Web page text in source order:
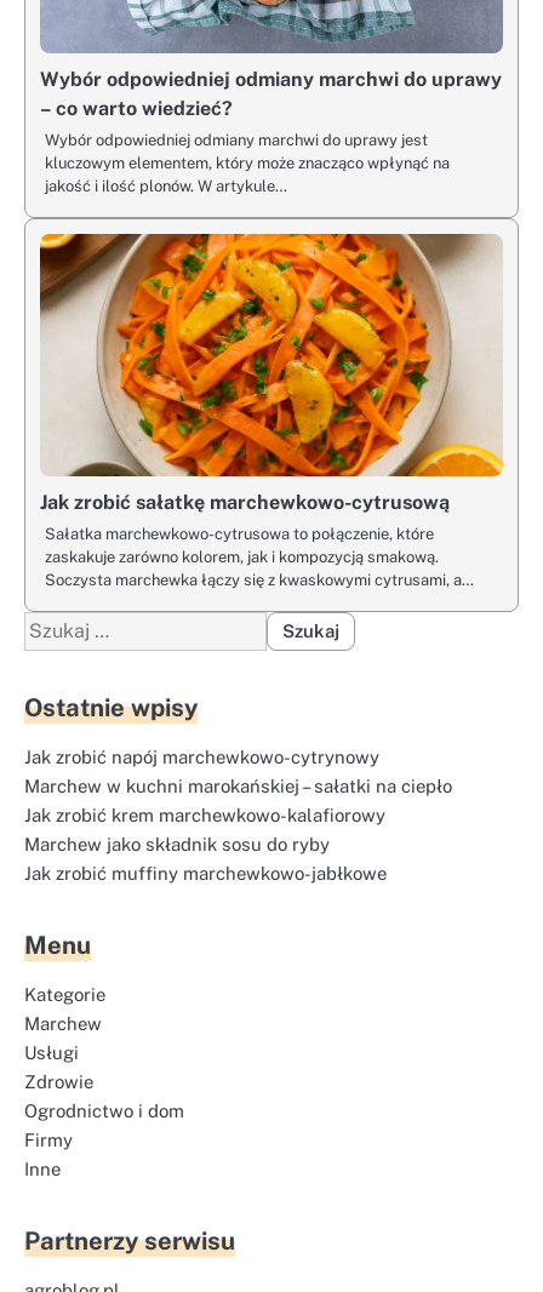
Wybór odpowiedniej odmiany marchwi do uprawy
– co warto wiedzieć?
Wybór odpowiedniej odmiany marchwi do uprawy jest
kluczowym elementem, który może znacząco wpłynąć na
jakość i ilość plonów. W artykule…
Jak zrobić sałatkę marchewkowo-cytrusową
Sałatka marchewkowo-cytrusowa to połączenie, które
zaskakuje zarówno kolorem, jak i kompozycją smakową.
Soczysta marchewka łączy się z kwaskowymi cytrusami, a…
Szukaj:
Ostatnie wpisy
Jak zrobić napój marchewkowo-cytrynowy
Marchew w kuchni marokańskiej – sałatki na ciepło
Jak zrobić krem marchewkowo-kalafiorowy
Marchew jako składnik sosu do ryby
Jak zrobić muffiny marchewkowo-jabłkowe
Menu
Kategorie
Marchew
Usługi
Zdrowie
Ogrodnictwo i dom
Firmy
Inne
Partnerzy serwisu